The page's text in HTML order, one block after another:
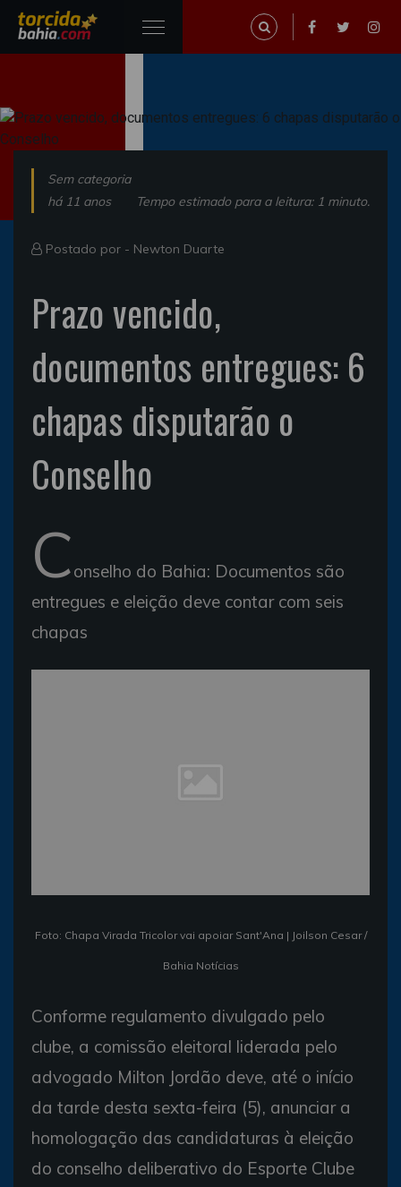
Sem categoria
há 11 anos
Tempo estimado para a leitura: 1 minuto.
Postado por - Newton Duarte
Prazo vencido,
documentos entregues: 6
chapas disputarão o
Conselho
Conselho do Bahia: Documentos são
entregues e eleição deve contar com seis
chapas
Foto: Chapa Virada Tricolor vai apoiar Sant'Ana | Joilson Cesar /
Bahia Notícias
Conforme regulamento divulgado pelo
clube, a comissão eleitoral liderada pelo
advogado Milton Jordão deve, até o início
da tarde desta sexta-feira (5), anunciar a
homologação das candidaturas à eleição
do conselho deliberativo do Esporte Clube